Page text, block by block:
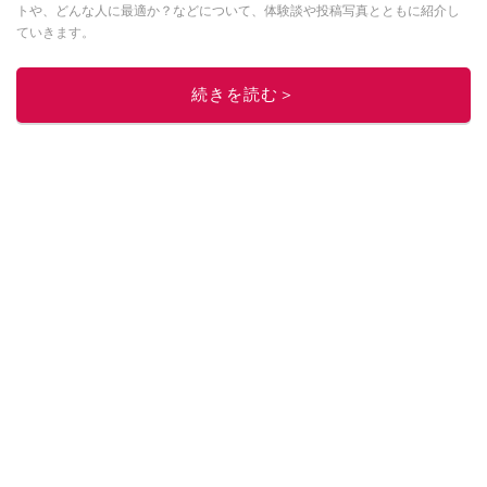
トや、どんな人に最適か？などについて、体験談や投稿写真とともに紹介し
ていきます。
このイチオシストの他の記事を読む
続きを読む＞